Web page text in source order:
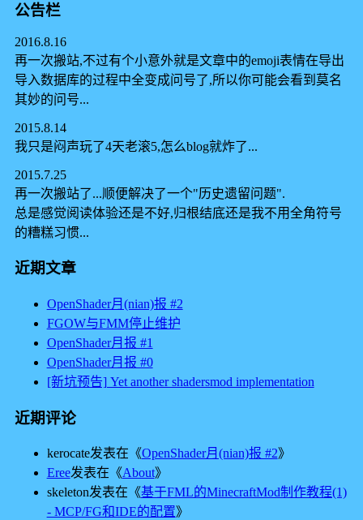
公告栏
2016.8.16
再一次搬站,不过有个小意外就是文章中的emoji表情在导出
导入数据库的过程中全变成问号了,所以你可能会看到莫名
其妙的问号...
2015.8.14
我只是闷声玩了4天老滚5,怎么blog就炸了...
2015.7.25
再一次搬站了...顺便解决了一个"历史遗留问题".
总是感觉阅读体验还是不好,归根结底还是我不用全角符号
的糟糕习惯...
近期文章
OpenShader月(nian)报 #2
FGOW与FMM停止维护
OpenShader月报 #1
OpenShader月报 #0
[新坑预告] Yet another shadersmod implementation
近期评论
kerocate发表在《OpenShader月(nian)报 #2》
Eree发表在《About》
skeleton发表在《基于FML的MinecraftMod制作教程(1)
- MCP/FG和IDE的配置》